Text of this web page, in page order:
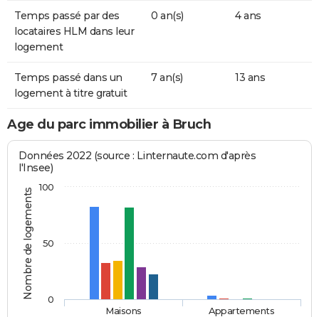
Temps passé par des
locataires HLM dans leur
logement
0 an(s) 4 ans
Temps passé dans un
logement à titre gratuit
7 an(s) 13 ans
Age du parc immobilier à Bruch
Nombre de logements
Données 2022 (source : Linternaute.com d'après
l'Insee)
Maisons Appartements
0
50
100